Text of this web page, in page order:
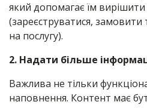
який допомагає їм вирішити
(зареєструватися, замовити
на послугу).
2. Надати більше
Важлива не тільки
наповнення. Контент має